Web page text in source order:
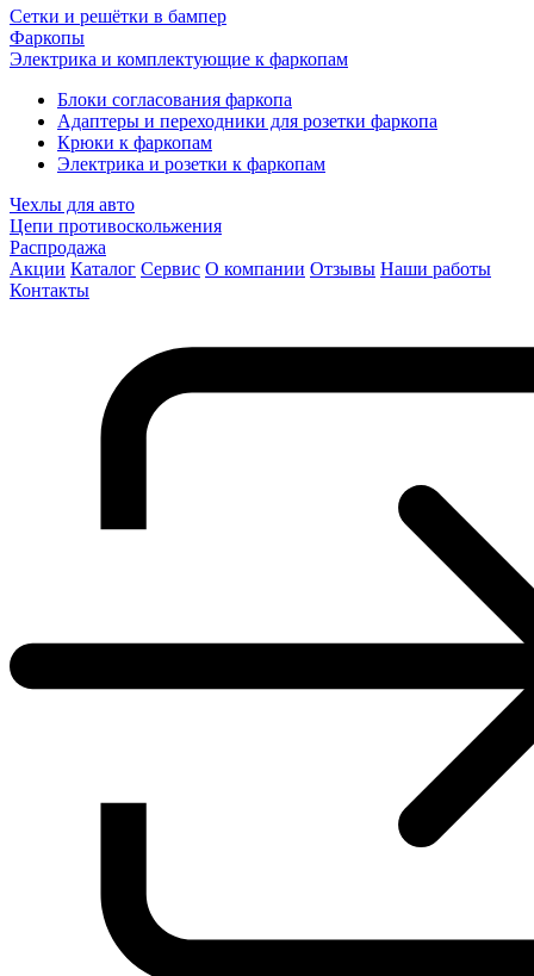
Сетки и решётки в бампер
Фаркопы
Электрика и комплектующие к фаркопам
Блоки согласования фаркопа
Адаптеры и переходники для розетки фаркопа
Крюки к фаркопам
Электрика и розетки к фаркопам
Чехлы для авто
Цепи противоскольжения
Распродажа
Акции Каталог Сервис О компании Отзывы Наши работы
Контакты